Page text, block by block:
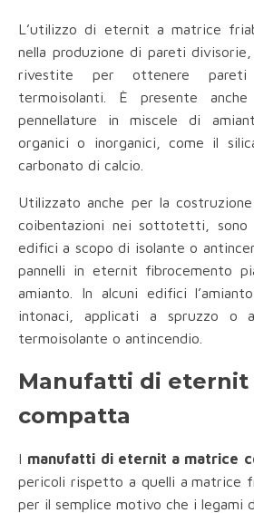
L’utilizzo di eternit a matrice
nella produzione di pareti
rivestite per ottenere pareti
termoisolanti. È presente
pennellature in miscele di
organici o inorganici, come il
carbonato di calcio.
Utilizzato anche per la
coibentazioni nei sottotetti, sono
edifici a scopo di isolante o
pannelli in eternit fibrocemento
amianto. In alcuni edifici
intonaci, applicati a spruzzo o
termoisolante o antincendio.
Manufatti di eternit
compatta
I manufatti di eternit a matrice
pericoli rispetto a quelli a matrice
per il semplice motivo che i legami